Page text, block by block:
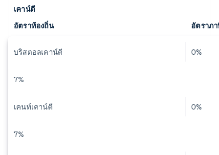
เคาน์ตี
อัตราท้องถิ่น
อัตราภ
บริสตอลเคาน์ตี 0%
7%
เคนท์เคาน์ตี 0%
7%